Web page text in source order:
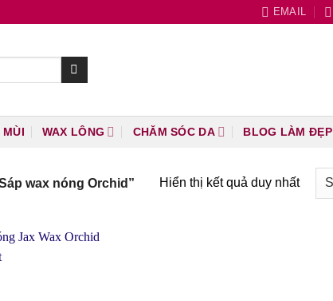
EMAIL
WAX LÔNG CHĂM SÓC DA BLOG LÀM ĐẸP
wax nóng Orchid” Hiển thị kết quả duy nhất